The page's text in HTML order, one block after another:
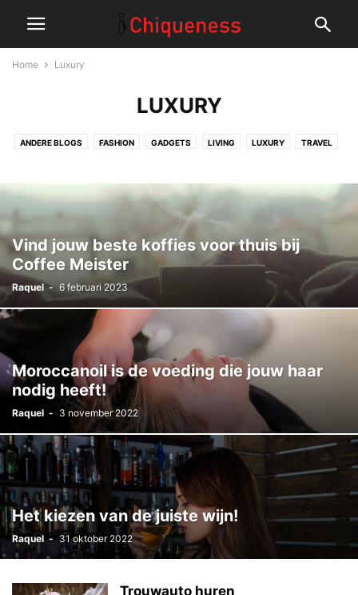
Home Luxury
LUXURY
ANDERE BLOGS FASHION GADGETS LIVING LUXURY TRAVEL
Vind jouw beste koffies voor thuis bij
Coffee Meister
Raquel - 6 februari 2023
Moroccanoil is de voeding die jouw haar
nodig heeft!
Raquel - 3 november 2022
Het kiezen van de juiste wijn!
Raquel - 31 oktober 2022
Trouwauto huren